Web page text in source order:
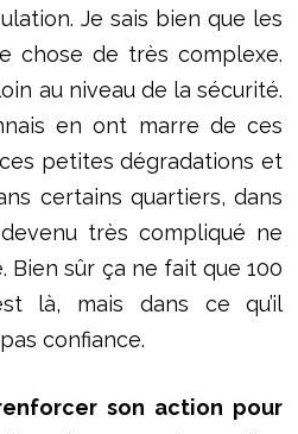
Je sais bien que les
chose de très complexe.
au niveau de la sécurité.
en ont marre de ces
petites dégradations et
certains quartiers, dans
très compliqué ne
Bien sûr ça ne fait que 100
là, mais dans ce qu’il
confiance.
son action pour